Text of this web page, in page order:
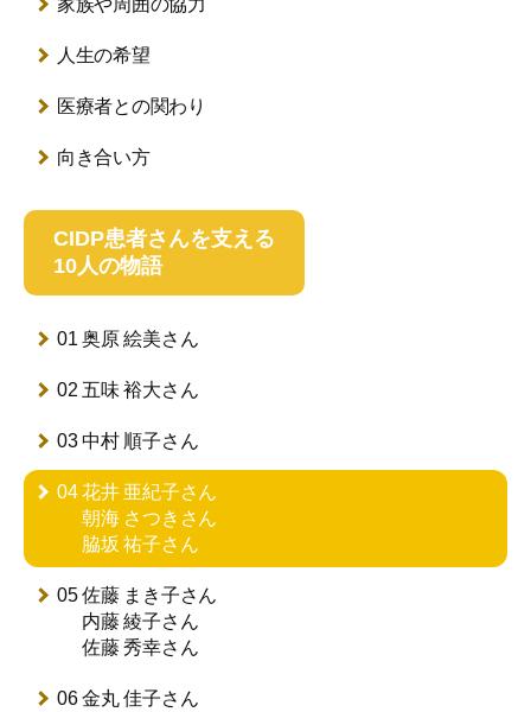
家族や周囲の協力
人生の希望
医療者との関わり
向き合い方
CIDP患者さんを支える
10人の物語
01 奥原 絵美さん
02 五味 裕大さん
03 中村 順子さん
04 花井 亜紀子さん
朝海 さつきさん
脇坂 祐子さん
05 佐藤 まき子さん
内藤 綾子さん
佐藤 秀幸さん
06 金丸 佳子さん